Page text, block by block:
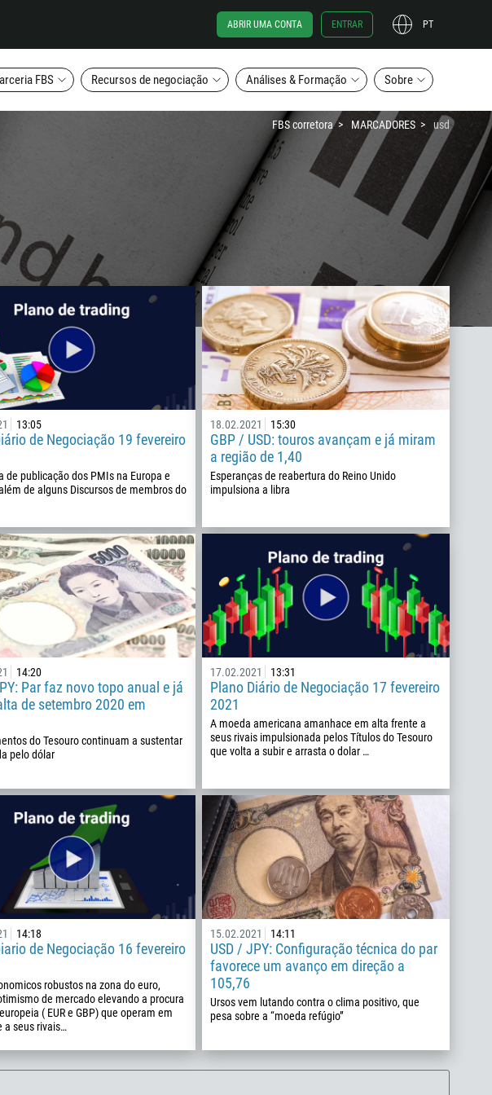
ABRIR UMA CONTA ENTRAR PT
FBS Recursos de negociação Análises & Formação Sobre
FBS corretora MARCADORES usd
13:05
de Negociação 19 fevereiro
de publicação dos PMIs na Europa e
de alguns Discursos de membros do
18.02.2021 15:30
GBP / USD: touros avançam e já miram
a região de 1,40
Esperanças de reabertura do Reino Unido
impulsiona a libra
14:20
Par faz novo topo anual e já
de setembro 2020 em
do Tesouro continuam a sustentar
pelo dólar
17.02.2021 13:31
Plano Diário de Negociação 17 fevereiro
2021
A moeda americana amanhace em alta frente a
seus rivais impulsionada pelos Títulos do Tesouro
que volta a subir e arrasta o dolar …
14:18
de Negociação 16 fevereiro
robustos na zona do euro,
de mercado elevando a procura
( EUR e GBP) que operam em
a seus rivais…
15.02.2021 14:11
USD / JPY: Configuração técnica do par
favorece um avanço em direção a
105,76
Ursos vem lutando contra o clima positivo, que
pesa sobre a “moeda refúgio”